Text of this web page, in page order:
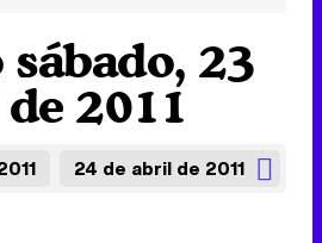
23
2011
24 de abril de 2011